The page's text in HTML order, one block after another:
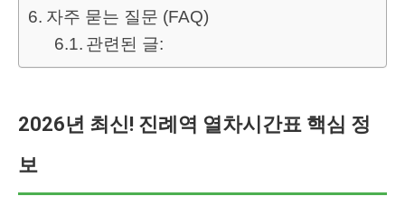
자주 묻는 질문 (FAQ)
관련된 글:
2026년 최신! 진례역 열차시간표 핵심 정
보